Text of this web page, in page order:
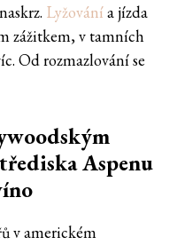
Lyžovánía jízda
zážitkem, v tamních
Od rozmazlování se
Aspenu
v americkém